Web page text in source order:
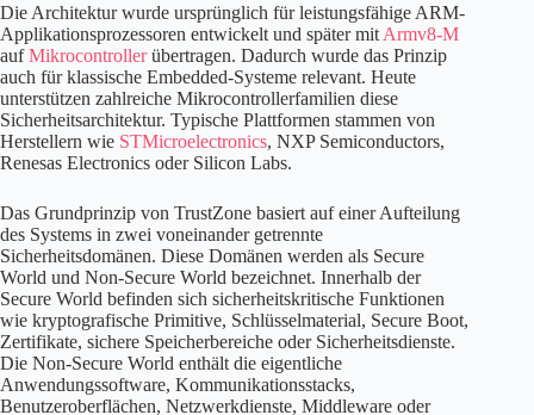
Die Architektur wurde ursprünglich für leistungsfähige ARM-
Applikationsprozessoren entwickelt und später mit Armv8-M
aufMikrocontrollerübertragen. Dadurch wurde das Prinzip
auch für klassische Embedded-Systeme relevant. Heute
unterstützen zahlreiche Mikrocontrollerfamilien diese
Sicherheitsarchitektur. Typische Plattformen stammen von
Herstellern wie STMicroelectronics, NXP Semiconductors,
Renesas Electronics oder Silicon Labs.
Das Grundprinzip von TrustZone basiert auf einer Aufteilung
des Systems in zwei voneinander getrennte
Sicherheitsdomänen. Diese Domänen werden als Secure
World und Non-Secure World bezeichnet. Innerhalb der
Secure World befinden sich sicherheitskritische Funktionen
wie kryptografische Primitive, Schlüsselmaterial, Secure Boot,
Zertifikate, sichere Speicherbereiche oder Sicherheitsdienste.
Die Non-Secure World enthält die eigentliche
Anwendungssoftware, Kommunikationsstacks,
Benutzeroberflächen, Netzwerkdienste, Middleware oder